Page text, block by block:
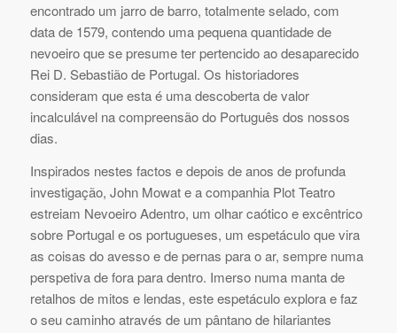
encontrado um jarro de barro, totalmente selado, com
data de 1579, contendo uma pequena quantidade de
nevoeiro que se presume ter pertencido ao desaparecido
Rei D. Sebastião de Portugal. Os historiadores
consideram que esta é uma descoberta de valor
incalculável na compreensão do Português dos nossos
dias.
Inspirados nestes factos e depois de anos de profunda
investigação, John Mowat e a companhia Plot Teatro
estreiam Nevoeiro Adentro, um olhar caótico e excêntrico
sobre Portugal e os portugueses, um espetáculo que vira
as coisas do avesso e de pernas para o ar, sempre numa
perspetiva de fora para dentro. Imerso numa manta de
retalhos de mitos e lendas, este espetáculo explora e faz
o seu caminho através de um pântano de hilariantes